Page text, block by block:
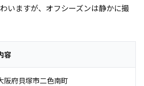
いますが、オフシーズンは静かに撮
容
阪府貝塚市二色南町